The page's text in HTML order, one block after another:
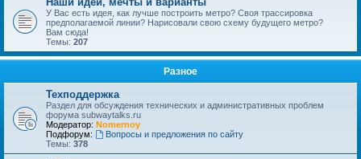
У Вас есть идея, как лучше построить метро? Своя трассировка
предполагаемой линии? Нарисовали свою схему будущего метро?
Вам сюда!
Темы: 207
Разное
Техподдержка
Раздел для обсуждения технических и административных проблем
форума subwaytalks.ru
Модератор: Nomernoy
Подфорум:
Вопросы и предложения по сайту
Темы: 378